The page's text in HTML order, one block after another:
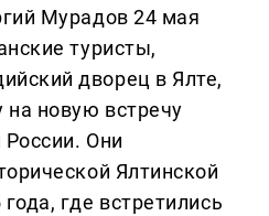
Мурадов 24 мая
туристы,
дворец в Ялте,
новую встречу
Они
Ялтинской
где встретились